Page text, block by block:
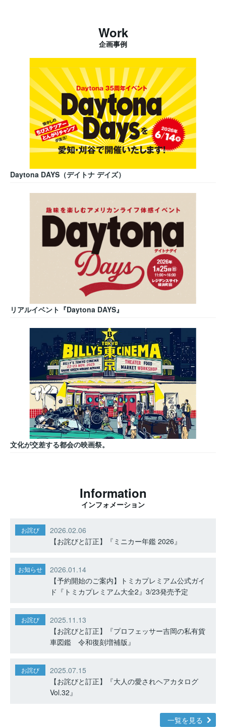
Work
企画事例
Daytona DAYS（デイトナ デイズ）
リアルイベント『Daytona DAYS』
文化が交差する都会の映画祭。
Information
インフォメーション
お詫び
2026.02.06
【お詫びと訂正】『ミニカー年鑑 2026』
お知らせ
2026.01.14
【予約開始のご案内】トミカプレミアム公式ガイ
ド『トミカプレミアム大全2』3/23発売予定
お詫び
2025.11.13
【お詫びと訂正】『プロフェッサー吉岡の私有貨
車図鑑 令和復刻増補版』
お詫び
2025.07.15
【お詫びと訂正】『大人の愛されヘアカタログ
Vol.32』
一覧を見る